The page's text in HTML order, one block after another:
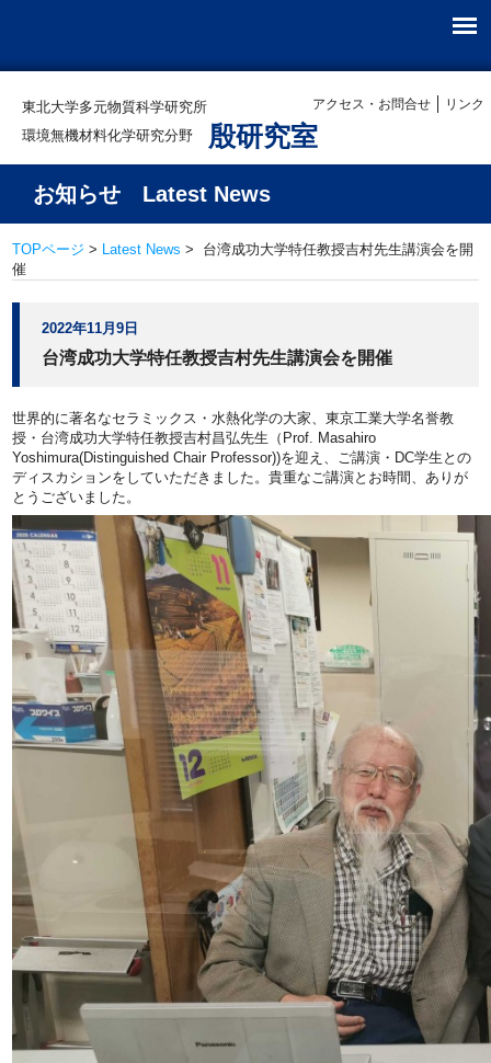
東北大学多元物質科学研究所
環境無機材料化学研究分野
殷研究室
アクセス・お問合せ リンク
お知らせ Latest News
TOPページ > Latest News > 台湾成功大学特任教授吉村先生講演会を開
催
2022年11月9日
台湾成功大学特任教授吉村先生講演会を開催
世界的に著名なセラミックス・水熱化学の大家、東京工業大学名誉教
授・台湾成功大学特任教授吉村昌弘先生（Prof. Masahiro
Yoshimura(Distinguished Chair Professor))を迎え、ご講演・DC学生との
ディスカションをしていただきました。貴重なご講演とお時間、ありが
とうございました。